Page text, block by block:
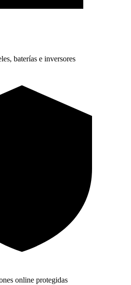
baterías e inversores
online protegidas